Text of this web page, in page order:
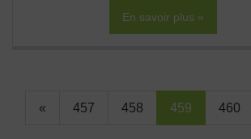
En savoir plus »
« 457 458 459 460